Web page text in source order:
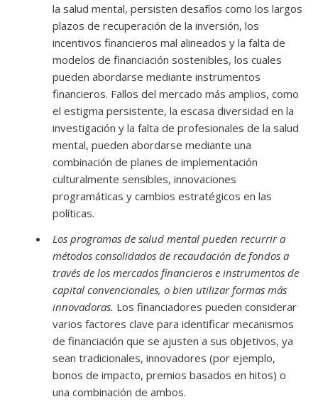
la salud mental, persisten desafíos como los largos
plazos de recuperación de la inversión, los
incentivos financieros mal alineados y la falta de
modelos de financiación sostenibles, los cuales
pueden abordarse mediante instrumentos
financieros. Fallos del mercado más amplios, como
el estigma persistente, la escasa diversidad en la
investigación y la falta de profesionales de la salud
mental, pueden abordarse mediante una
combinación de planes de implementación
culturalmente sensibles, innovaciones
programáticas y cambios estratégicos en las
políticas.
Los programas de salud mental pueden recurrir a
métodos consolidados de recaudación de fondos a
través de los mercados financieros e instrumentos de
capital convencionales, o bien utilizar formas más
innovadoras. Los financiadores pueden considerar
varios factores clave para identificar mecanismos
de financiación que se ajusten a sus objetivos, ya
sean tradicionales, innovadores (por ejemplo,
bonos de impacto, premios basados ​​en hitos) o
una combinación de ambos.